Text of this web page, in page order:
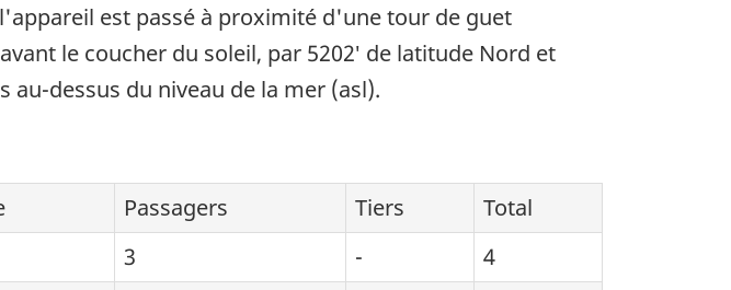
est passé à proximité d'une tour de guet
le coucher du soleil, par 5202′ de latitude Nord et
au-dessus du niveau de la mer (asl).
Passagers Tiers
Total
3 -
4